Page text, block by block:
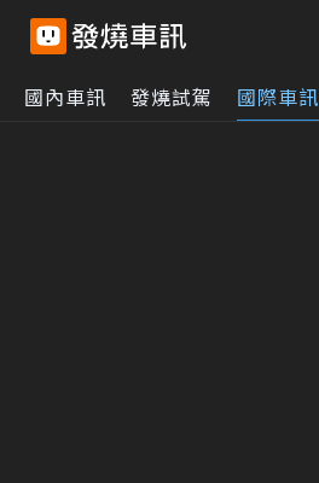
國內車訊 發燒試駕 國際車訊